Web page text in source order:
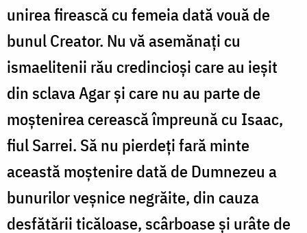
unirea firească cu femeia dată vouă de
bunul Creator. Nu vă asemănaţi cu
ismaelitenii rău credincioşi care au ieşit
din sclava Agar şi care nu au parte de
moştenirea cerească împreună cu Isaac,
fiul Sarrei. Să nu pierdeţi fară minte
această moştenire dată de Dumnezeu a
bunurilor veşnice negrăite, din cauza
desfătării ticăloase, scârboase şi urâte de